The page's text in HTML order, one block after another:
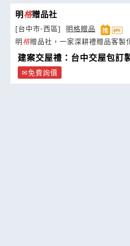
明格贈品社
[台中市-西區]
明格贈品
明格贈品社，一家深耕禮贈品客製
建案交屋禮：台中交屋包訂
免費詢價